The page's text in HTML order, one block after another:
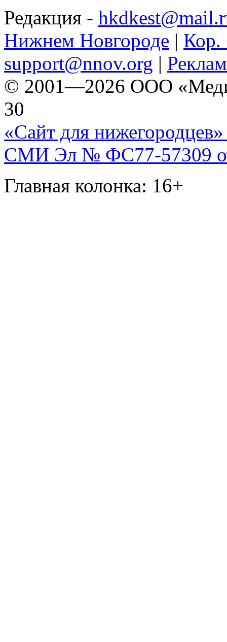
Редакция -
Нижнем Новгороде | Кор.
support@nnov.org |
© 2001—2026 ООО
30
«Сайт для нижегородцев»
СМИ Эл № ФС77-57309
Главная колонка: 16+